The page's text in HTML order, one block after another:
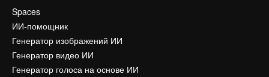
Spaces
ИИ-помощник
Генератор изображений ИИ
Генератор видео ИИ
Генератор голоса на основе ИИ